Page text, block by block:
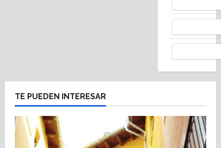
TE PUEDEN INTERESAR